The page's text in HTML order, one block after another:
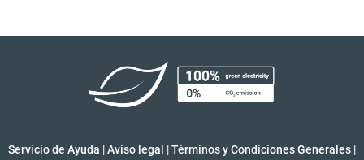
Servicio de Ayuda |Aviso legal |Términos y Condiciones Generales |